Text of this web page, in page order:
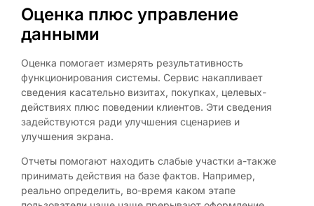
Оценка плюс управление
данными
Оценка помогает измерять результативность
функционирования системы. Сервис накапливает
сведения касательно визитах, покупках, целевых-
действиях плюс поведении клиентов. Эти сведения
задействуются ради улучшения сценариев и
улучшения экрана.
Отчеты помогают находить слабые участки а-также
принимать действия на базе фактов. Например,
реально определить, во-время каком этапе